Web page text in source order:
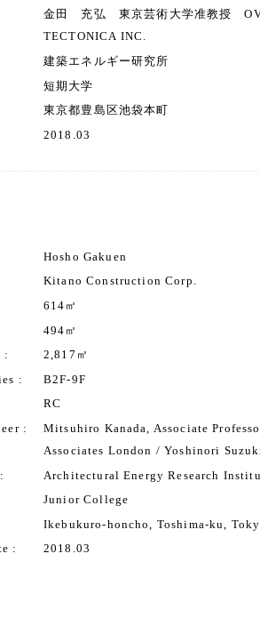
金田 充弘 東京芸術大学准教授
TECTONICA INC.
建築エネルギー研究所
短期大学
東京都豊島区池袋本町
2018.03
Hosho Gakuen
Kitano Construction Corp.
614㎡
494㎡
2,817㎡
B2F-9F
RC
Mitsuhiro Kanada, Associate
Associates London / Yoshinori
Architectural Energy Research
Junior College
Ikebukuro-honcho, Toshima-ku,
2018.03